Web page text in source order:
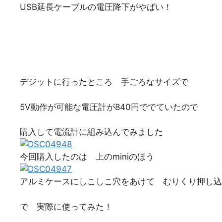
USB延長ケーブルの電圧降下がやばい！
デジットに行ったところ 手ごろなサイズで
5V動作が可能な電圧計が840円ででていたので
購入して電流計に組み込んでみました
今回購入したのは 上のminiのほう
アルミケースにしこしこ穴をあけて むりくり押し
で 実際に使ってみた！